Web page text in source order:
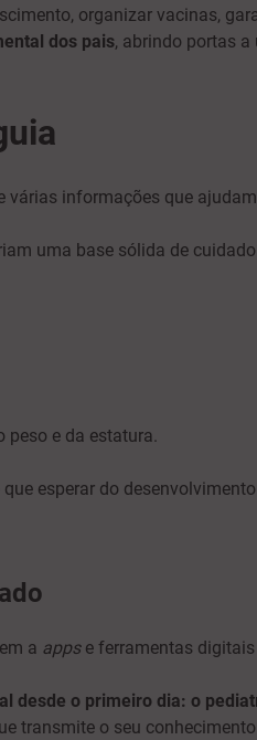
organizar vacinas,
dos pais, abrindo portas
várias informações que
uma base sólida de
peso e da estatura.
esperar do
a appse ferramentas
desde o primeiro dia: o
transmite o seu